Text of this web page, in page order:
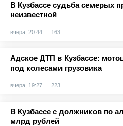
В Кузбассе судьба семерых
неизвестной
вчера, 20:44 163
Адское ДТП в Кузбассе:
под колесами грузовика
вчера, 19:27 223
В Кузбассе с должников по
млрд рублей